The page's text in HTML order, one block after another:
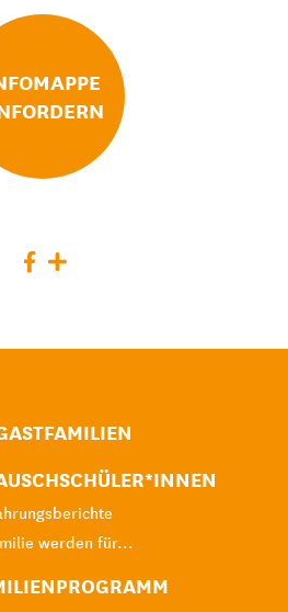
werden für...